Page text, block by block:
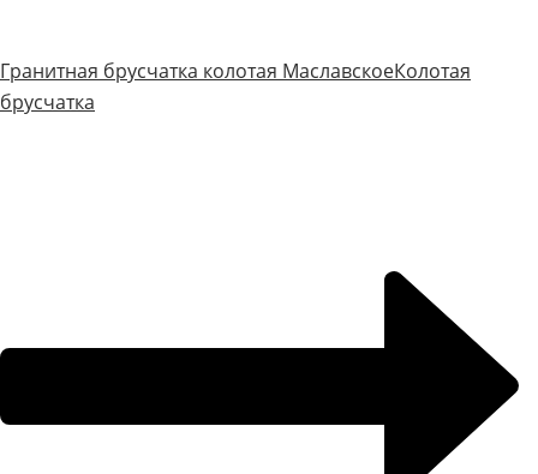
Гранитная брусчатка колотая МаславскоеКолотая
брусчатка